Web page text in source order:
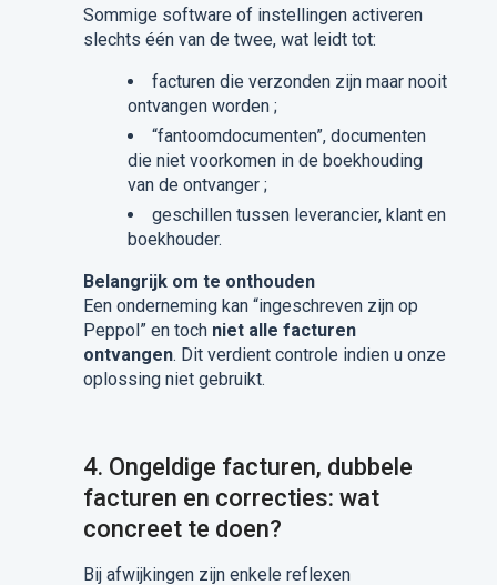
Sommige software of instellingen activeren
slechts één van de twee, wat leidt tot:
facturen die verzonden zijn maar nooit
ontvangen worden ;
“fantoomdocumenten”, documenten
die niet voorkomen in de boekhouding
van de ontvanger ;
geschillen tussen leverancier, klant en
boekhouder.
Belangrijk om te onthouden
Een onderneming kan “ingeschreven zijn op
Peppol” en toch niet alle facturen
ontvangen. Dit verdient controle indien u onze
oplossing niet gebruikt.
4. Ongeldige facturen, dubbele
facturen en correcties: wat
concreet te doen?
Bij afwijkingen zijn enkele reflexen